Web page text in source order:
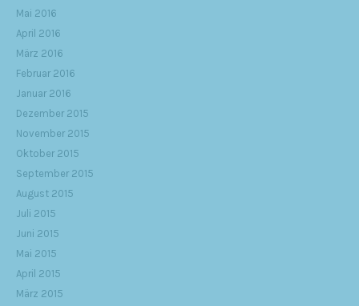
Mai 2016
April 2016
März 2016
Februar 2016
Januar 2016
Dezember 2015
November 2015
Oktober 2015
September 2015
August 2015
Juli 2015
Juni 2015
Mai 2015
April 2015
März 2015